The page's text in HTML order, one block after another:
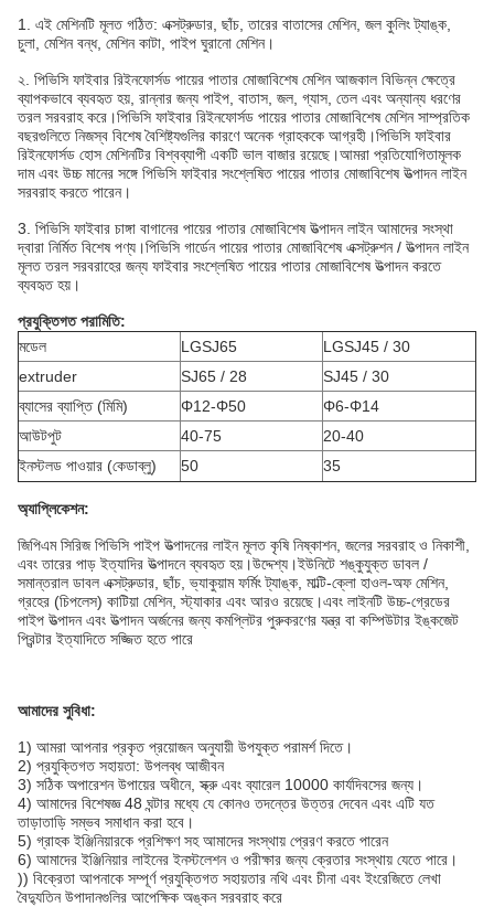
1. এই মেশিনটি মূলত গঠিত: এক্সট্রুডার, ছাঁচ, তারের বাতাসের মেশিন, জল কুলিং ট্যাঙ্ক,
চুলা, মেশিন বন্ধ, মেশিন কাটা, পাইপ ঘুরানো মেশিন।
২. পিভিসি ফাইবার রিইনফোর্সড পায়ের পাতার মোজাবিশেষ মেশিন আজকাল বিভিন্ন ক্ষেত্রে
ব্যাপকভাবে ব্যবহৃত হয়, রান্নার জন্য পাইপ, বাতাস, জল, গ্যাস, তেল এবং অন্যান্য ধরণের
তরল সরবরাহ করে।পিভিসি ফাইবার রিইনফোর্সড পায়ের পাতার মোজাবিশেষ মেশিন সাম্প্রতিক
বছরগুলিতে নিজস্ব বিশেষ বৈশিষ্ট্যগুলির কারণে অনেক গ্রাহককে আগ্রহী।পিভিসি ফাইবার
রিইনফোর্সড হোস মেশিনটির বিশ্বব্যাপী একটি ভাল বাজার রয়েছে।আমরা প্রতিযোগিতামূলক
দাম এবং উচ্চ মানের সঙ্গে পিভিসি ফাইবার সংশ্লেষিত পায়ের পাতার মোজাবিশেষ উত্পাদন লাইন
সরবরাহ করতে পারেন।
3. পিভিসি ফাইবার চাঙ্গা বাগানের পায়ের পাতার মোজাবিশেষ উত্পাদন লাইন আমাদের সংস্থা
দ্বারা নির্মিত বিশেষ পণ্য।পিভিসি গার্ডেন পায়ের পাতার মোজাবিশেষ এক্সট্রুশন / উত্পাদন লাইন
মূলত তরল সরবরাহের জন্য ফাইবার সংশ্লেষিত পায়ের পাতার মোজাবিশেষ উত্পাদন করতে
ব্যবহৃত হয়।
প্রযুক্তিগত পরামিতি:
মডেল
LGSJ65
LGSJ45 / 30
extruder
SJ65 / 28
SJ45 / 30
ব্যাসের ব্যাপ্তি (মিমি)
Φ12-Φ50
Φ6-Φ14
আউটপুট
40-75
20-40
ইনস্টলড পাওয়ার (কেডাব্লু)
50 35
অ্যাপ্লিকেশন:
জিপিএম সিরিজ পিভিসি পাইপ উত্পাদনের লাইন মূলত কৃষি নিষ্কাশন, জলের সরবরাহ ও নিকাশী,
এবং তারের পাড় ইত্যাদির উত্পাদনে ব্যবহৃত হয়।উদ্দেশ্য।ইউনিটে শঙ্কুযুক্ত ডাবল /
সমান্তরাল ডাবল এক্সট্রুডার, ছাঁচ, ভ্যাকুয়াম ফর্মিং ট্যাঙ্ক, মাল্টি-ক্লো হাওল-অফ মেশিন,
গ্রহের (চিপলেস) কাটিয়া মেশিন, স্ট্যাকার এবং আরও রয়েছে।এবং লাইনটি উচ্চ-গ্রেডের
পাইপ উত্পাদন এবং উত্পাদন অর্জনের জন্য কমপ্লিটর পুরুকরণের যন্ত্র বা কম্পিউটার ইঙ্কজেট
প্রিন্টার ইত্যাদিতে সজ্জিত হতে পারে
আমাদের সুবিধা:
1) আমরা আপনার প্রকৃত প্রয়োজন অনুযায়ী উপযুক্ত পরামর্শ দিতে।
2) প্রযুক্তিগত সহায়তা: উপলব্ধ আজীবন
3) সঠিক অপারেশন উপায়ের অধীনে, স্ক্রু এবং ব্যারেল 10000 কার্যদিবসের জন্য।
4) আমাদের বিশেষজ্ঞ 48 ঘন্টার মধ্যে যে কোনও তদন্তের উত্তর দেবেন এবং এটি যত
তাড়াতাড়ি সম্ভব সমাধান করা হবে।
5) গ্রাহক ইঞ্জিনিয়ারকে প্রশিক্ষণ সহ আমাদের সংস্থায় প্রেরণ করতে পারেন
6) আমাদের ইঞ্জিনিয়ার লাইনের ইনস্টলেশন ও পরীক্ষার জন্য ক্রেতার সংস্থায় যেতে পারে।
)) বিক্রেতা আপনাকে সম্পূর্ণ প্রযুক্তিগত সহায়তার নথি এবং চীনা এবং ইংরেজিতে লেখা
বৈদ্যুতিন উপাদানগুলির আপেক্ষিক অঙ্কন সরবরাহ করে